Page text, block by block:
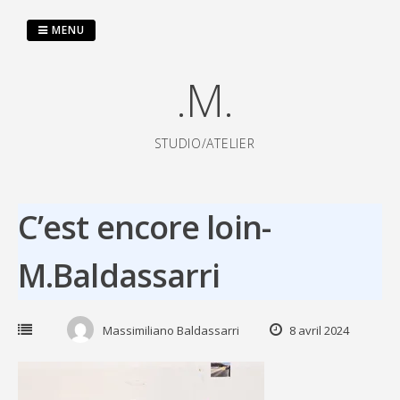
.M.
STUDIO/ATELIER
MENU
C’est encore loin-
M.Baldassarri
Massimiliano Baldassarri 8 avril 2024